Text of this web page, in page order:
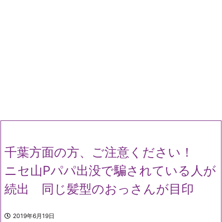
千葉方面の方、ご注意ください！
ニセ山Pパパ出没で騙されている人が
続出 同じ髪型のおっさんが目印
2019年6月19日